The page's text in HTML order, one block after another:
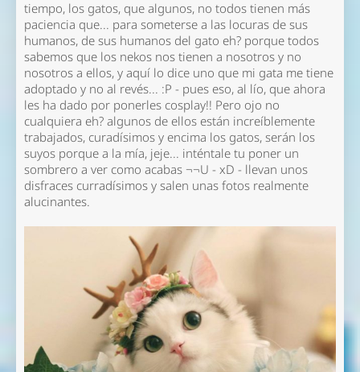
tiempo, los gatos, que algunos, no todos tienen más
paciencia que... para someterse a las locuras de sus
humanos, de sus humanos del gato eh? porque todos
sabemos que los nekos nos tienen a nosotros y no
nosotros a ellos, y aquí lo dice uno que mi gata me tiene
adoptado y no al revés... :P - pues eso, al lío, que ahora
les ha dado por ponerles cosplay!! Pero ojo no
cualquiera eh? algunos de ellos están increíblemente
trabajados, curadísimos y encima los gatos, serán los
suyos porque a la mía, jeje... inténtale tu poner un
sombrero a ver como acabas ¬¬U - xD - llevan unos
disfraces curradísimos y salen unas fotos realmente
alucinantes.